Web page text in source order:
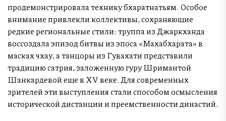
продемонстрировала технику бхаратнатьям. Особое
внимание привлекли коллективы, сохраняющие
редкие региональные стили: труппа из Джаркханда
воссоздала эпизод битвы из эпоса «Махабхарата» в
масках чхау, а танцоры из Гувахати представили
традицию сатрия, заложенную гуру Шримантой
Шанкардевой еще в XV веке. Для современных
зрителей эти выступления стали способом осмысления
исторической дистанции и преемственности династий.